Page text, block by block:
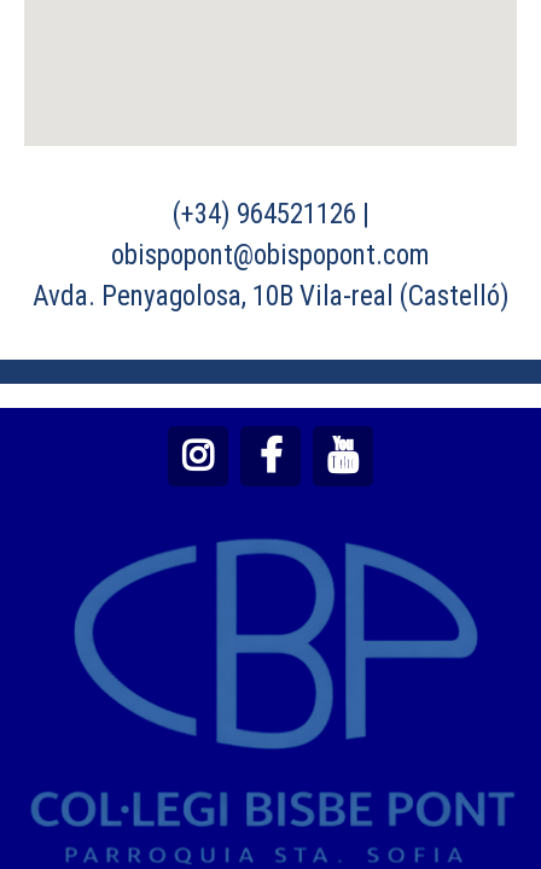
(+34) 964521126 |
obispopont@obispopont.com
Avda. Penyagolosa, 10B Vila-real (Castelló)